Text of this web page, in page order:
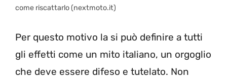
come riscattarlo (nextmoto.it)
Per questo motivo la si può definire a tutti
gli effetti come un mito italiano, un orgoglio
che deve essere difeso e tutelato. Non